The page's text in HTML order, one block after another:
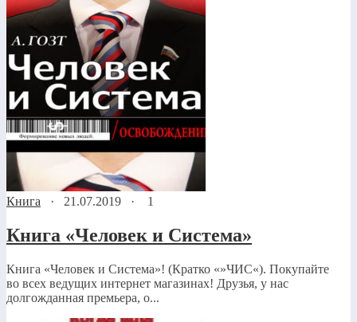
Книга · 21.07.2019 · 1
Книга «Человек и Система»
Книга «Человек и Система»! (Кратко «»ЧИС«). Покупайте
во всех ведущих интернет магазинах! Друзья, у нас
долгожданная премьера, о...